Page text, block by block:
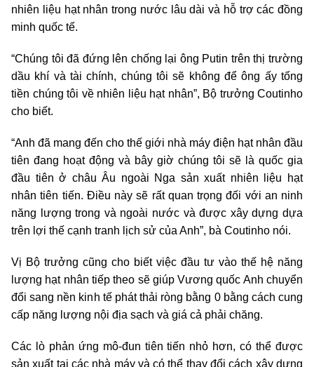
nhiên liệu hạt nhân trong nước lâu dài và hỗ trợ các đồng
minh quốc tế.
“Chúng tôi đã đứng lên chống lại ông Putin trên thị trường
dầu khí và tài chính, chúng tôi sẽ không để ông ấy tống
tiền chúng tôi về nhiên liệu hạt nhân”, Bộ trưởng Coutinho
cho biết.
“Anh đã mang đến cho thế giới nhà máy điện hạt nhân đầu
tiên đang hoạt động và bây giờ chúng tôi sẽ là quốc gia
đầu tiên ở châu Âu ngoài Nga sản xuất nhiên liệu hạt
nhân tiên tiến. Điều này sẽ rất quan trọng đối với an ninh
năng lượng trong và ngoài nước và được xây dựng dựa
trên lợi thế cạnh tranh lịch sử của Anh”, bà Coutinho nói.
Vị Bộ trưởng cũng cho biết việc đầu tư vào thế hệ năng
lượng hạt nhân tiếp theo sẽ giúp Vương quốc Anh chuyển
đổi sang nền kinh tế phát thải ròng bằng 0 bằng cách cung
cấp năng lượng nội địa sạch và giá cả phải chăng.
Các lò phản ứng mô-đun tiên tiến nhỏ hơn, có thể được
sản xuất tại các nhà máy và có thể thay đổi cách xây dựng